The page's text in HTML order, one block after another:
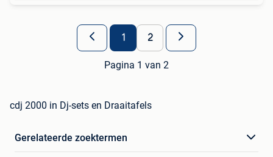
1 2
Pagina 1 van 2
cdj 2000 in Dj-sets en Draaitafels
Gerelateerde zoektermen